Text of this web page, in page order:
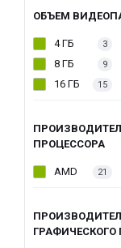
ОБЪЕМ
4 ГБ 3
8 ГБ 9
16 ГБ 15
ПРОЦЕССОРА
AMD 21
ГРАФИЧЕСКОГО